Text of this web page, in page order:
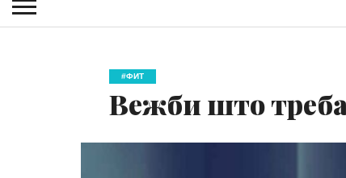
#ФИТ
Вежби што треба